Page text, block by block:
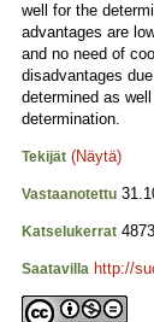
well for the
advantages are
and no need of
disadvantages
determined as
determination.
Tekijät (Näytä)
Vastaanotettu
Katselukerrat 4873
Saatavilla http://